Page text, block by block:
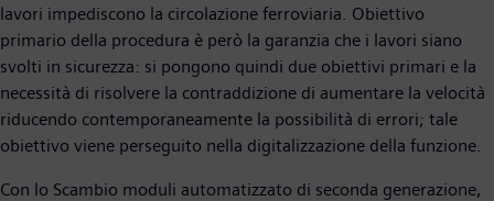
lavori impediscono la circolazione ferroviaria. Obiettivo
primario della procedura è però la garanzia che i lavori siano
svolti in sicurezza: si pongono quindi due obiettivi primari e la
necessità di risolvere la contraddizione di aumentare la velocità
riducendo contemporaneamente la possibilità di errori; tale
obiettivo viene perseguito nella digitalizzazione della funzione.
Con lo Scambio moduli automatizzato di seconda generazione,